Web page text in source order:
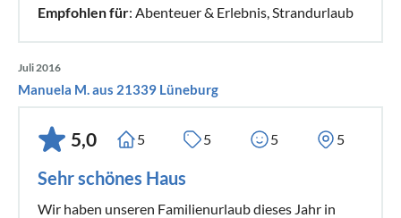
Empfohlen für: Abenteuer & Erlebnis, Strandurlaub
Juli 2016
Manuela M. aus 21339 Lüneburg
5,0 5 5 5 5
Sehr schönes Haus
Wir haben unseren Familienurlaub dieses Jahr in